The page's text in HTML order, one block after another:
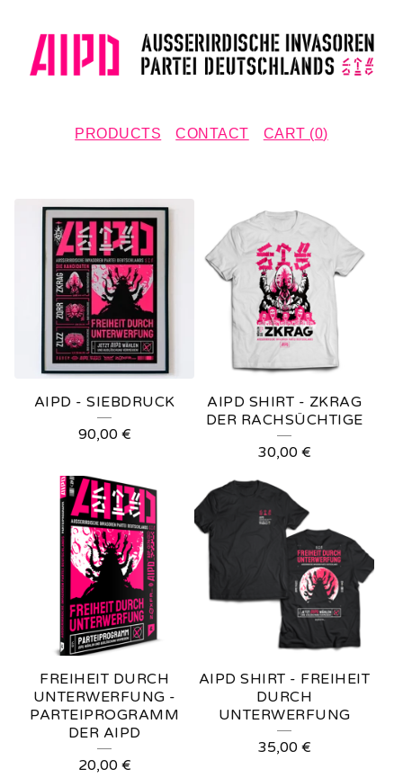
PRODUCTS CONTACT CART (0)
AIPD - SIEBDRUCK
90,00 €
AIPD SHIRT - ZKRAG
DER RACHSÜCHTIGE
30,00 €
FREIHEIT DURCH
UNTERWERFUNG -
PARTEIPROGRAMM
DER AIPD
20,00 €
AIPD SHIRT - FREIHEIT
DURCH
UNTERWERFUNG
35,00 €